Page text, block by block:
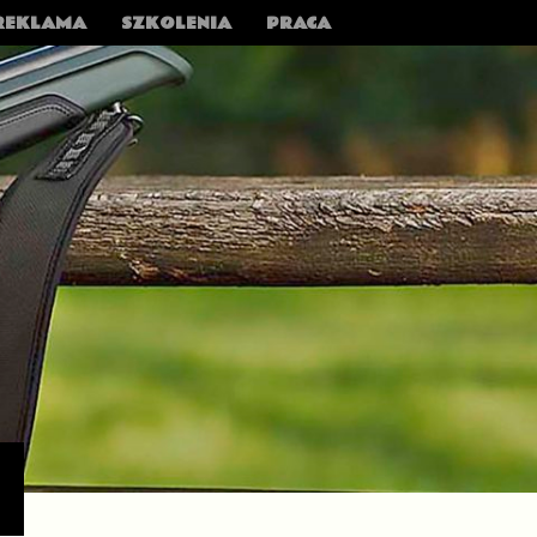
SZKOLENIA PRACA